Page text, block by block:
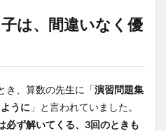
は、間違いなく優
き、算数の先生に「演習問題集
うに 」と言われていました。
必ず解いてくる、3回のときも